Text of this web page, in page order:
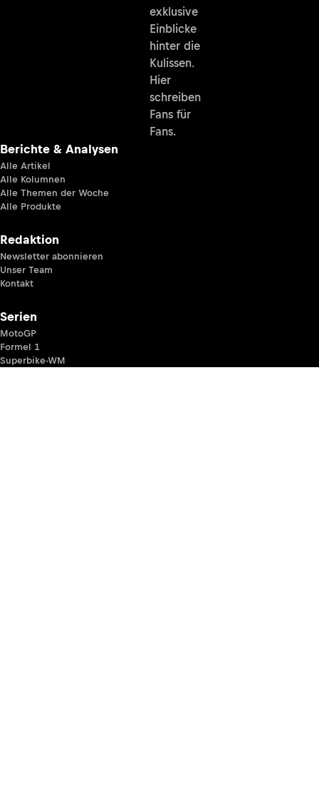
exklusive
Einblicke
hinter die
Kulissen.
Hier
schreiben
Fans für
Fans.
Berichte & Analysen
Alle Artikel
Alle Kolumnen
Alle Themen der Woche
Alle Produkte
Redaktion
Newsletter abonnieren
Unser Team
Kontakt
Serien
MotoGP
Formel 1
Superbike-WM